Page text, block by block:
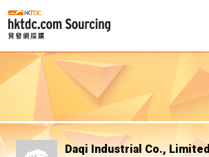
Daqi Industrial Co., Limited